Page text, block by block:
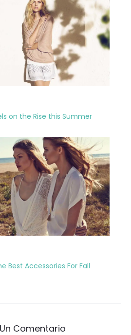
on the Rise this Summer
Best Accessories For Fall
Comentario